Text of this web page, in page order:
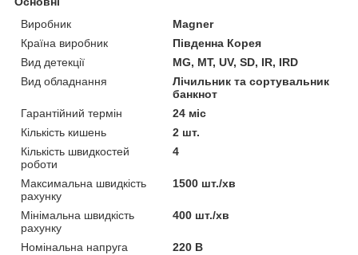
Виробник
Magner
Країна виробник
Південна Корея
Вид детекції
MG, MT, UV, SD, IR, IRD
Вид обладнання
Лічильник та сортувальник
банкнот
Гарантійний термін
24 міс
Кількість кишень
2 шт.
Кількість швидкостей
роботи
4
Максимальна швидкість
рахунку
1500 шт./хв
Мінімальна швидкість
рахунку
400 шт./хв
Номінальна напруга
220 В